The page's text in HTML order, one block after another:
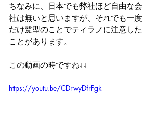
ちなみに、日本でも弊社ほど自由な会
社は無いと思いますが、それでも一度
だけ髪型のことでティラノに注意した
ことがあります。
この動画の時ですね↓↓
https://youtu.be/CDrwyDfrFgk